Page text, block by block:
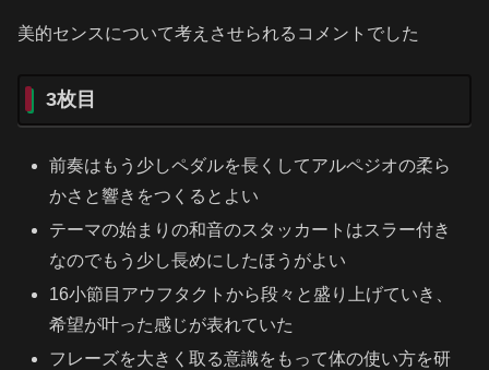
美的センスについて考えさせられるコメントでした
3枚目
前奏はもう少しペダルを長くしてアルペジオの柔ら
かさと響きをつくるとよい
テーマの始まりの和音のスタッカートはスラー付き
なのでもう少し長めにしたほうがよい
16小節目アウフタクトから段々と盛り上げていき、
希望が叶った感じが表れていた
フレーズを大きく取る意識をもって体の使い方を研